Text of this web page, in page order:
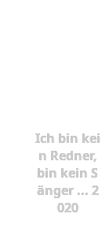
Ich bin kei
n Redner,
bin kein S
änger ... 2
020